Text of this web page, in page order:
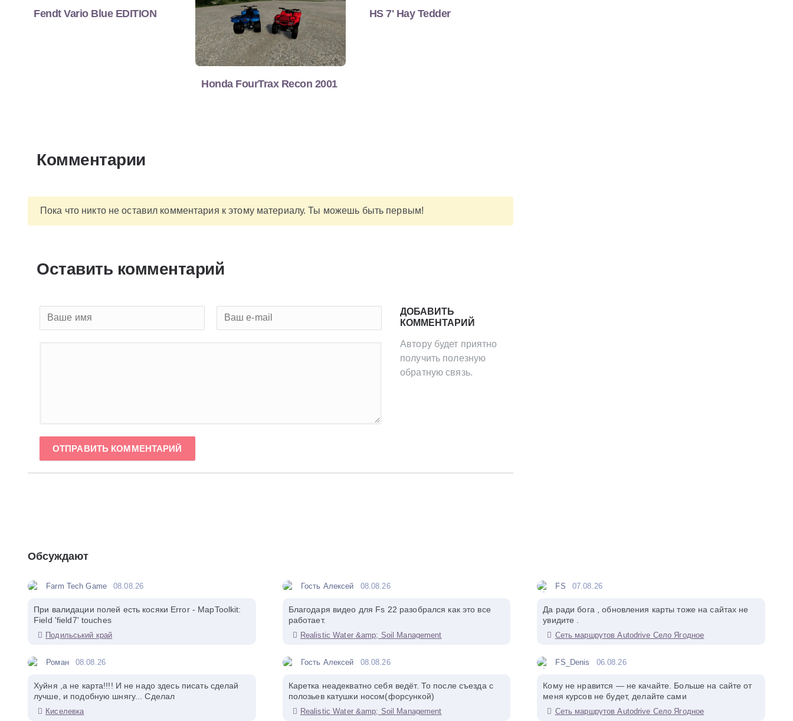
Fendt Vario Blue EDITION
Honda FourTrax Recon 2001
HS 7' Hay Tedder
Комментарии
Пока что никто не оставил комментария к этому материалу. Ты можешь быть первым!
Оставить комментарий
ДОБАВИТЬ
КОММЕНТАРИЙ
Автору будет приятно
получить полезную
обратную связь.
ОТПРАВИТЬ КОММЕНТАРИЙ
Обсуждают
Farm Tech Game 08.08.26
При валидации полей есть косяки Error - MapToolkit:
Field 'field7' touches
Подильський край
Роман 08.08.26
Хуйня ,а не карта!!!! И не надо здесь писать сделай
лучше, и подобную шнягу... Сделал
Киселевка
Гость Алексей 08.08.26
Благодаря видео для Fs 22 разобрался как это все
работает.
Realistic Water &amp; Soil Management
Гость Алексей 08.08.26
Каретка неадекватно себя ведёт. То после съезда с
полозьев катушки носом(форсункой)
Realistic Water &amp; Soil Management
FS 07.08.26
Да ради бога , обновления карты тоже на сайтах не
увидите .
Сеть маршрутов Autodrive Село Ягодное
FS_Denis 06.08.26
Кому не нравится — не качайте. Больше на сайте от
меня курсов не будет, делайте сами
Сеть маршрутов Autodrive Село Ягодное